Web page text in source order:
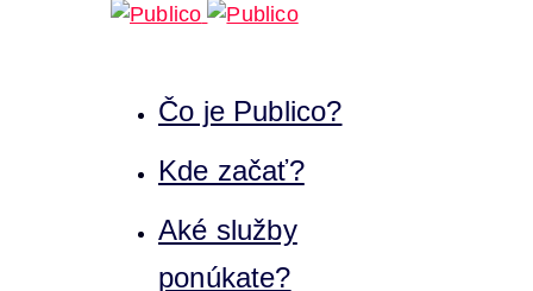
Čo je Publico?
Kde začať?
Aké služby
ponúkate?